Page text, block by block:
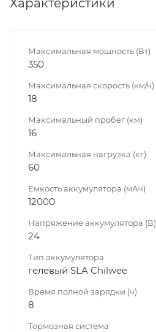
Характеристики
Максимальная мощность (Вт)
350
Максимальная скорость (км/ч)
18
Максимальный пробег (км)
16
Максимальная нагрузка (кг)
60
Емкость аккумулятора (мАч)
12000
Напряжение аккумулятора (В)
24
Тип аккумулятора
гелевый SLA Chilwee
Время полной зарядки (ч)
8
Тормозная система